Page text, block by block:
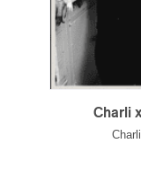
Charli